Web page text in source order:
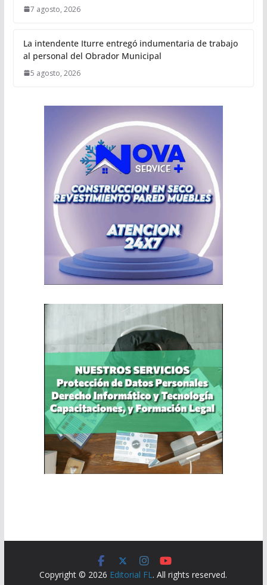
7 agosto, 2026
La intendente Iturre entregó indumentaria de trabajo
al personal del Obrador Municipal
5 agosto, 2026
Copyright © 2026 Editorial FL. All rights reserved.